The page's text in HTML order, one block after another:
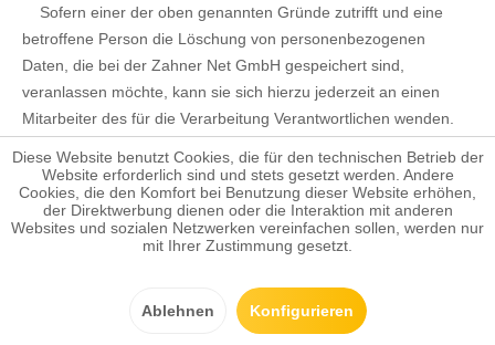
Sofern einer der oben genannten Gründe zutrifft und eine
betroffene Person die Löschung von personenbezogenen
Daten, die bei der Zahner Net GmbH gespeichert sind,
veranlassen möchte, kann sie sich hierzu jederzeit an einen
Mitarbeiter des für die Verarbeitung Verantwortlichen wenden.
dem Löschverlangen unverzüglich nachgekommen wird.
Wurden die personenbezogenen Daten von der Zahner Net
GmbH öffentlich gemacht und ist unser Unternehmen als
der personenbezogenen Daten verpflichtet, so trifft die Zahner
Net GmbH unter Berücksichtigung der verfügbaren Technologie
Diese Website benutzt Cookies, die für den technischen Betrieb der
Website erforderlich sind und stets gesetzt werden. Andere
Cookies, die den Komfort bei Benutzung dieser Website erhöhen,
der Direktwerbung dienen oder die Interaktion mit anderen
Websites und sozialen Netzwerken vereinfachen sollen, werden nur
mit Ihrer Zustimmung gesetzt.
Ablehnen Konfigurieren